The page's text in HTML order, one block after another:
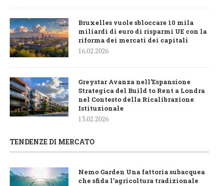
Bruxelles vuole sbloccare 10 mila
miliardi di euro di risparmi UE con la
riforma dei mercati dei capitali
16.02.2026
Greystar Avanza nell’Espansione
Strategica del Build to Rent a Londra
nel Contesto della Ricalibrazione
Istituzionale
13.02.2026
TENDENZE DI MERCATO
Nemo Garden Una fattoria subacquea
che sfida l’agricoltura tradizionale